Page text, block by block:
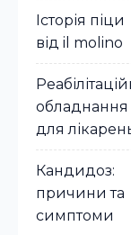
Історія піци
від il molino
обладнання
для
Кандидоз:
причини та
симптоми